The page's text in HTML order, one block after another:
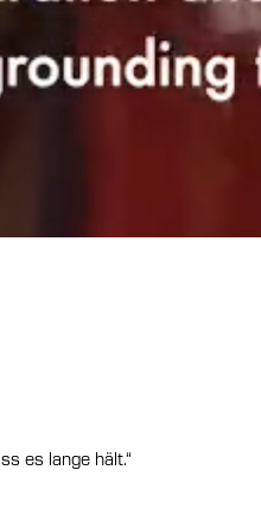
es lange hält.“